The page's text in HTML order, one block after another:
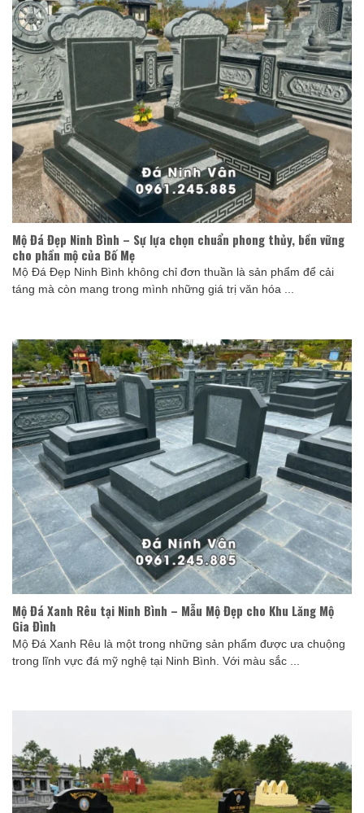
Mộ Đá Đẹp Ninh Bình – Sự lựa chọn chuẩn phong thủy, bền vững
cho phần mộ của Bố Mẹ
Mộ Đá Đẹp Ninh Bình không chỉ đơn thuần là sản phẩm để cải
táng mà còn mang trong mình những giá trị văn hóa ...
Mộ Đá Xanh Rêu tại Ninh Bình – Mẫu Mộ Đẹp cho Khu Lăng Mộ
Gia Đình
Mộ Đá Xanh Rêu là một trong những sản phẩm được ưa chuộng
trong lĩnh vực đá mỹ nghệ tại Ninh Bình. Với màu sắc ...